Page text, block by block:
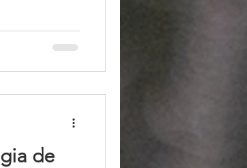
de la
en el Mar de
de